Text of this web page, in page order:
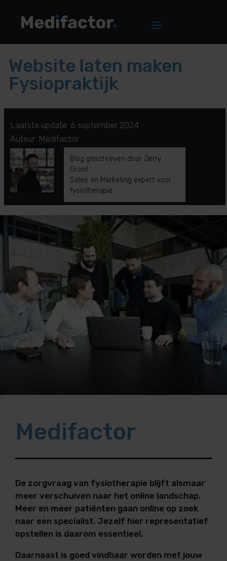
Website laten maken
Fysiopraktijk
Laatste update: 6 september 2024
Auteur: Medifactor
Blog geschreven door Jerry
Groot:
Sales en Marketing expert voor
fysiotherapie
Medifactor
De zorgvraag van fysiotherapie blijft alsmaar
meer verschuiven naar het online landschap.
Meer en meer patiënten gaan online op zoek
naar een specialist. Jezelf hier representatief
opstellen is daarom essentieel.
Daarnaast is goed vindbaar worden met jouw